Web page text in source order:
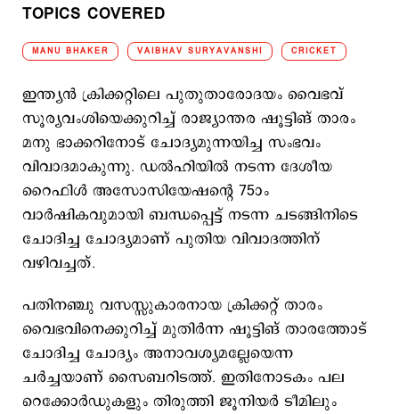
TOPICS COVERED
MANU BHAKER VAIBHAV SURYAVANSHI CRICKET
ഇന്ത്യന്‍ ക്രിക്കറ്റിലെ പുതുതാരോദയം വൈഭവ്
സൂര്യവംശിയെക്കുറിച്ച് രാജ്യാന്തര ഷൂട്ടിങ് താരം
മനു ഭാക്കറിനോട് ചോദ്യമുന്നയിച്ച സംഭവം
വിവാദമാകുന്നു. ഡല്‍ഹിയില്‍ നടന്ന ദേശീയ
റൈഫിള്‍ അസോസിയേഷന്റെ 75ാം
വാര്‍ഷികവുമായി ബന്ധപ്പെട്ട് നടന്ന ചടങ്ങിനിടെ
ചോദിച്ച ചോദ്യമാണ് പുതിയ വിവാദത്തിന്
വഴിവച്ചത്.
പതിനഞ്ചു വസസ്സുകാരനായ ക്രിക്കറ്റ് താരം
വൈഭവിനെക്കുറിച്ച് മുതിര്‍ന്ന ഷൂട്ടിങ് താരത്തോട്
ചോദിച്ച ചോദ്യം അനാവശ്യമല്ലേയെന്ന
ചര്‍ച്ചയാണ് സൈബറിടത്ത്. ഇതിനോടകം പല
റെക്കോർഡുകളും തിരുത്തി ജൂനിയർ ടീമിലും